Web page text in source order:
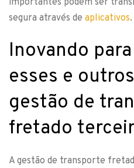
importantes podem ser
segura através de aplicativos.
Inovando
esses e
gestão de
fretado
A gestão de transporte